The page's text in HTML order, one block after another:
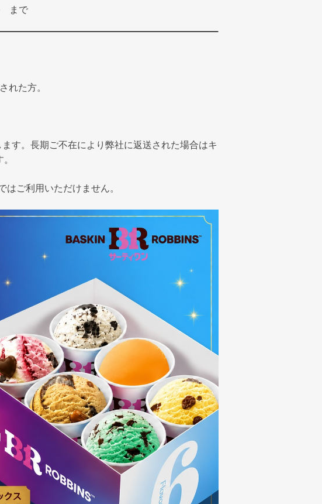
) まで
れた方。
す。長期ご不在により弊社に返送された場合はキ
ご利用いただけません。